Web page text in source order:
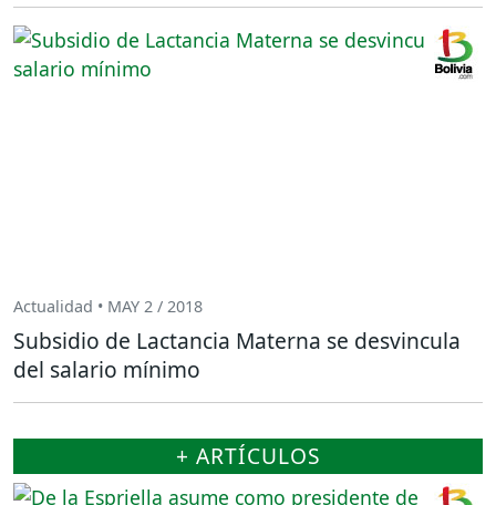
Actualidad • MAY 2 / 2018
Subsidio de Lactancia Materna se desvincula
del salario mínimo
+ ARTÍCULOS